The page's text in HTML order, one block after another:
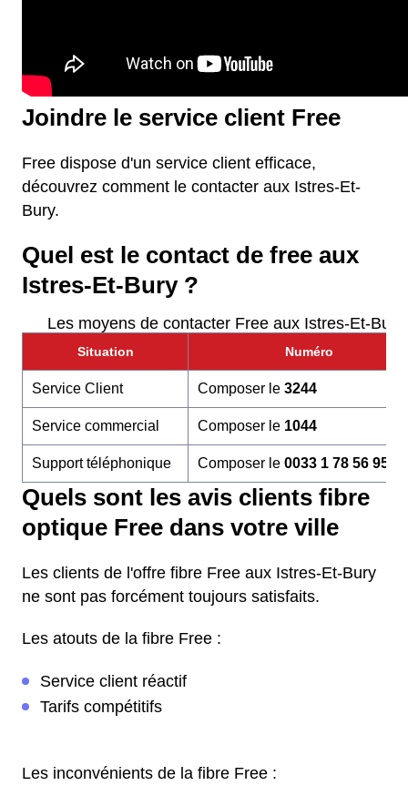
Joindre le service client Free
Free dispose d'un service client efficace,
découvrez comment le contacter aux Istres-Et-
Bury.
Quel est le contact de free aux
Istres-Et-Bury ?
Les moyens de contacter Free aux Istres-Et-Bury
Situation Numéro
Service Client Composer le 3244
Service commercial Composer le 1044
Support téléphonique Composer le 0033 1 78 56 95 60
Quels sont les avis clients fibre
optique Free dans votre ville
Les clients de l'offre fibre Free aux Istres-Et-Bury
ne sont pas forcément toujours satisfaits.
Les atouts de la fibre Free :
Service client réactif
Tarifs compétitifs
Les inconvénients de la fibre Free :